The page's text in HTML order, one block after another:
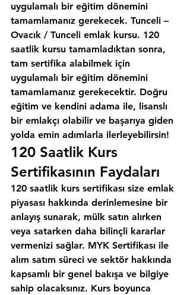
uygulamalı bir eğitim dönemini
tamamlamanız gerekecek. Tunceli –
Ovacık / Tunceli emlak kursu. 120
saatlik kursu tamamladıktan sonra,
tam sertifika alabilmek için
uygulamalı bir eğitim dönemini
tamamlamanız gerekecektir. Doğru
eğitim ve kendini adama ile, lisanslı
bir emlakçı olabilir ve başarıya giden
yolda emin adımlarla ilerleyebilirsin!
120 Saatlik Kurs
Sertifikasının Faydaları
120 saatlik kurs sertifikası size emlak
piyasası hakkında derinlemesine bir
anlayış sunarak, mülk satın alırken
veya satarken daha bilinçli kararlar
vermenizi sağlar. MYK Sertifikası ile
alım satım süreci ve sektör hakkında
kapsamlı bir genel bakışa ve bilgiye
sahip olacaksınız. Kurs boyunca